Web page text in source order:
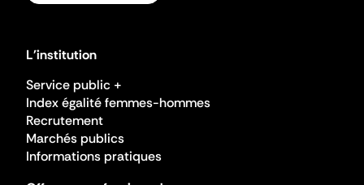
L'institution
Service public +
Index égalité femmes-hommes
Recrutement
Marchés publics
Informations pratiques